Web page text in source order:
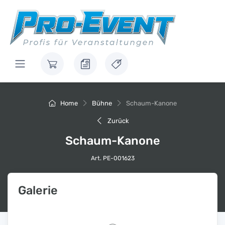
Home Bühne Schaum-Kanone
Zurück
Schaum-Kanone
Art. PE-001623
Galerie